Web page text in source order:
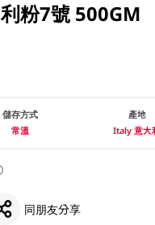
粉7號 500GM
儲存方式
常溫
產地
Italy 意大
同朋友分享